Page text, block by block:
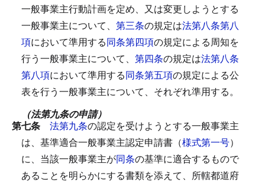
一般事業主行動計画を定め、又は変更しようとする
一般事業主について、 第三条の規定は法第八条第八
項において準用する同条第四項の規定による周知を
行う一般事業主について、 第四条の規定は法第八条
第八項において準用する同条第五項の規定による公
表を行う一般事業主について、それぞれ準用する。
（法第九条の申請）
第七条 法第九条の認定を受けようとする一般事業主
は、基準適合一般事業主認定申請書（様式第一号）
に、当該一般事業主が同条の基準に適合するもので
あることを明らかにする書類を添えて、所轄都道府